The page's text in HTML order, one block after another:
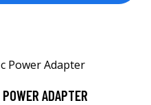
ADAPTER